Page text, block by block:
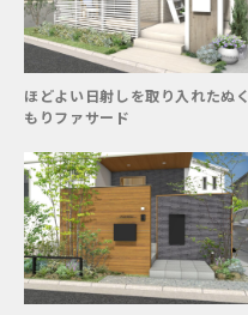
ほどよい日射しを取り入れたぬく
もりファサード